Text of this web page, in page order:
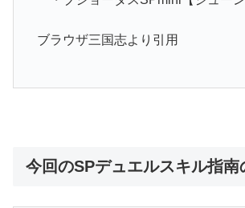
ブラウザ三国志より引用
今回のSPデュエルスキル指南